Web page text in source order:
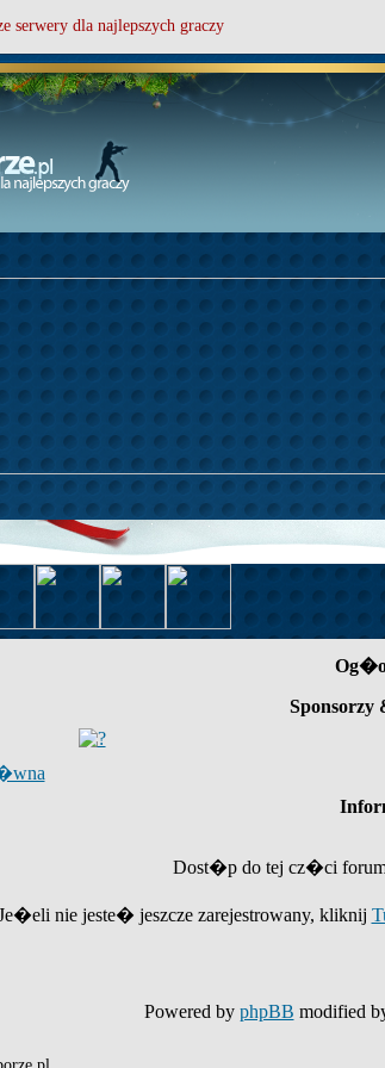
serwery dla najlepszych graczy
Sponsorzy
Dost�p do tej cz�ci
nie jeste� jeszcze zarejestrowany, kliknij
Powered by phpBB modified